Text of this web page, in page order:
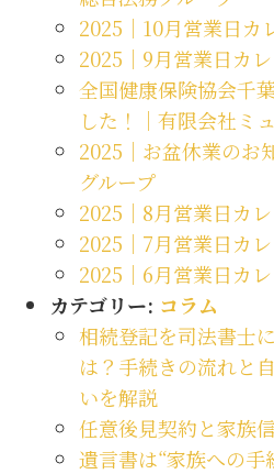
2025｜10月営業日カ
2025｜9月営業日カ
全国健康保険協会千
した！｜有限会社ミ
2025｜お盆休業のお
グループ
2025｜8月営業日カ
2025｜7月営業日カ
2025｜6月営業日カ
カテゴリー: コラム
相続登記を司法書士
は？手続きの流れと
いを解説
任意後見契約と家族
遺言書は“家族への手